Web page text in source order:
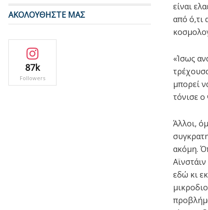
είναι
από ό,τι
«Ίσως
μπορεί
τόνισε
Άλλοι,
ακόμη.
εδώ κι
ΑΚΟΛΟΥΘΗΣΤΕ ΜΑΣ
87k
Followers